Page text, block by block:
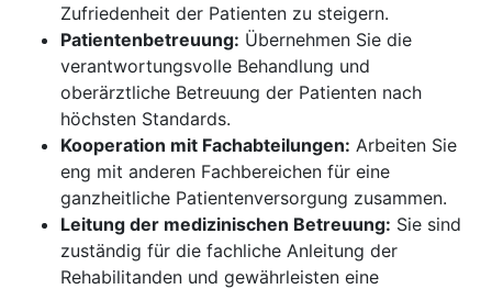
Zufriedenheit der Patienten zu steigern.
Patientenbetreuung: Übernehmen Sie die
verantwortungsvolle Behandlung und
oberärztliche Betreuung der Patienten nach
höchsten Standards.
Kooperation mit Fachabteilungen: Arbeiten Sie
eng mit anderen Fachbereichen für eine
ganzheitliche Patientenversorgung zusammen.
Leitung der medizinischen Betreuung: Sie sind
zuständig für die fachliche Anleitung der
Rehabilitanden und gewährleisten eine